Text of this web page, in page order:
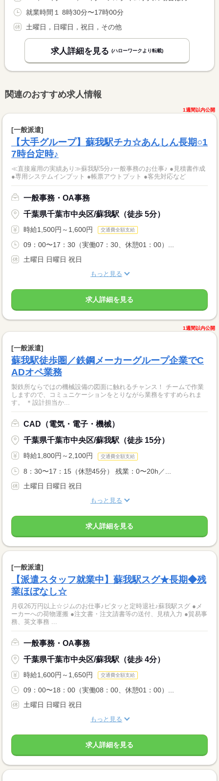
就業時間１ 8時30分〜17時00分
土曜日，日曜日，祝日，その他
求人詳細を見る (ハローワークより転載)
関連のおすすめ求人情報
1週間以内公開
[一般派遣]
【大手グループ】蘇我駅チカ☆あんしん長期○1
7時台定時♪
≪直接雇用の実績あり≫蘇我駅5分♪一般事務のお仕事♪ ●見積書作成
●専用システムインプット ●帳票アウトプット ●客先対応など
一般事務・OA事務
千葉県千葉市中央区/蘇我駅（徒歩 5分）
時給1,500円～1,600円 交通費全額支給
09：00〜17：30（実働07：30、休憩01：00）...
土曜日 日曜日 祝日
もっと見る
求人詳細を見る
1週間以内公開
[一般派遣]
蘇我駅徒歩圏／鉄鋼メーカーグループ企業でC
ADオペ業務
製鉄所ならではの機械設備の図面に触れるチャンス！ チームで作業
しますので、コミュニケーションをとりながら業務をすすめられま
す。 ＊設計担当か...
CAD（電気・電子・機械）
千葉県千葉市中央区/蘇我駅（徒歩 15分）
時給1,800円～2,100円 交通費全額支給
8：30〜17：15（休憩45分） 残業：0〜20h／...
土曜日 日曜日 祝日
もっと見る
求人詳細を見る
[一般派遣]
【派遣スタッフ就業中】蘇我駅スグ★長期◆残
業ほぼなし☆
月収26万円以上☆ジムのお仕事♪ピタッと定時退社♪蘇我駅スグ ●メ
ーカーへの荷物運搬 ●注文書・注文請書等の送付、見積入力 ●貿易事
務、英文事務 ...
一般事務・OA事務
千葉県千葉市中央区/蘇我駅（徒歩 4分）
時給1,600円～1,650円 交通費全額支給
09：00〜18：00（実働08：00、休憩01：00）...
土曜日 日曜日 祝日
もっと見る
求人詳細を見る